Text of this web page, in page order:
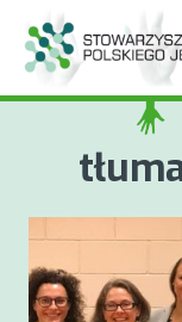
Przejdź
treści